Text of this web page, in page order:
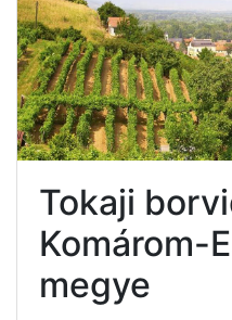
Tokaji
Komárom-
megye